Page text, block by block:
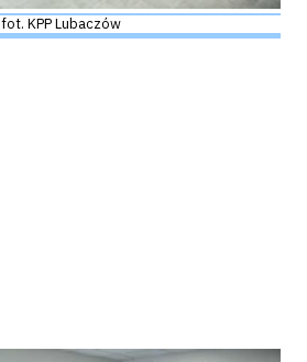
fot. KPP Lubaczów